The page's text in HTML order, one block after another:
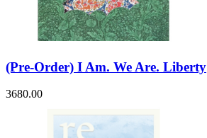
(Pre-Order) I Am. We Are. Liberty
3680.00